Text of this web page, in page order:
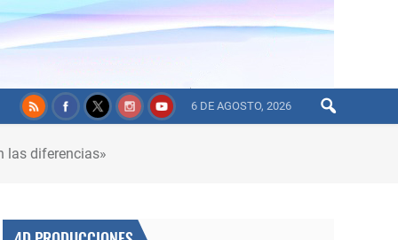
6 DE AGOSTO, 2026
las diferencias»